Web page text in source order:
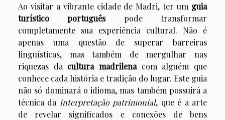
Ao visitar a vibrante cidade de Madri, ter um guia
turístico portuguêspode transformar
completamente sua experiência cultural. Não é
apenas uma questão de superar barreiras
linguísticas, mas também de mergulhar nas
riquezas da cultura madrilenacom alguém que
conhece cada história e tradição do lugar. Este guia
não só dominará o idioma, mas também possuirá a
técnica da interpretação patrimonial, que é a arte
de revelar significados e conexões de bens